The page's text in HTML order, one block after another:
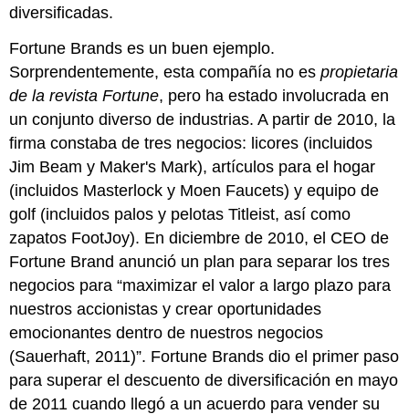
diversificadas.
Fortune Brands es un buen ejemplo.
Sorprendentemente, esta compañía no espropietaria
de la revista Fortune, pero ha estado involucrada en
un conjunto diverso de industrias. A partir de 2010, la
firma constaba de tres negocios: licores (incluidos
Jim Beam y Maker's Mark), artículos para el hogar
(incluidos Masterlock y Moen Faucets) y equipo de
golf (incluidos palos y pelotas Titleist, así como
zapatos FootJoy). En diciembre de 2010, el CEO de
Fortune Brand anunció un plan para separar los tres
negocios para “maximizar el valor a largo plazo para
nuestros accionistas y crear oportunidades
emocionantes dentro de nuestros negocios
(Sauerhaft, 2011)”. Fortune Brands dio el primer paso
para superar el descuento de diversificación en mayo
de 2011 cuando llegó a un acuerdo para vender su